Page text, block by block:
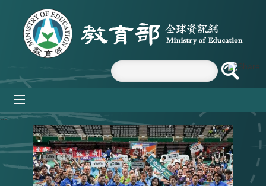
跳到主要內容區塊
:::